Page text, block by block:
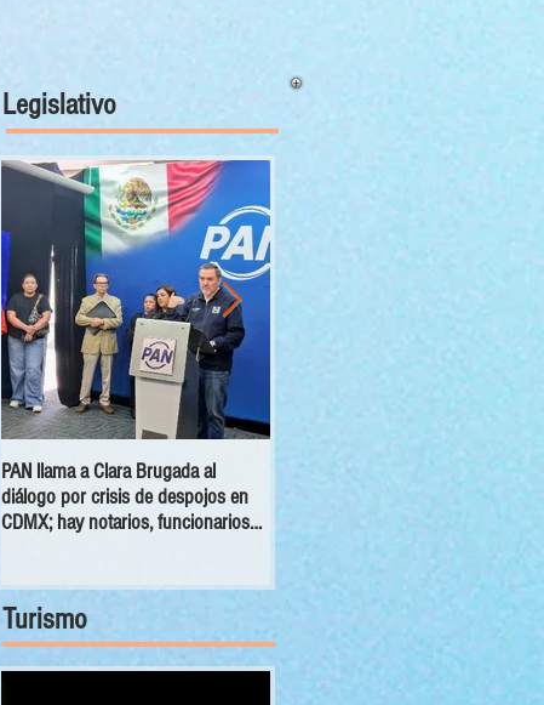
Legislativo
PAN llama a Clara Brugada al
diálogo por crisis de despojos en
CDMX; hay notarios, funcionarios
Rebeca Peralta pide fortalecer la
Turismo